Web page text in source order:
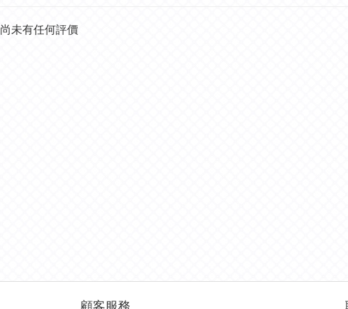
尚未有任何評價